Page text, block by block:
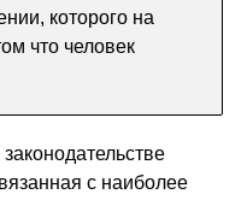
которого на
что человек
с наиболее